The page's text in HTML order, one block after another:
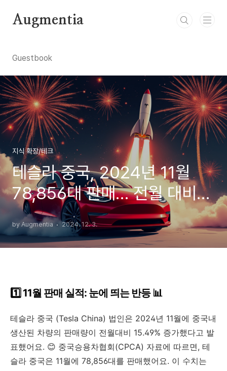
Augmentia
Guestbook
지식 확장/테크
테슬라 중국, 2024년 11월
78,856대 판매… 전월 대비
15.49% 증가 🚗
by Augmentia 2024. 12. 3.
1️⃣ 11월 판매 실적: 눈에 띄는 반등 📊
테슬라 중국 (Tesla China) 법인은 2024년 11월에 중국내
생산된 차량의 판매량이 전월대비 15.49% 증가했다고 발
표했어요. 😊 중국승용차협회(CPCA) 자료에 따르면, 테
슬라 중국은 11월에 78,856대를 판매했어요. 이 수치는